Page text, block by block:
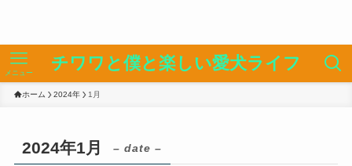
チワワと僕と楽しい愛犬ライフ
メニュー
ホーム 2024年 1月
2024年1月 – date –